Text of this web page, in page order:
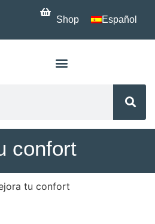
Shop Español
confort
tu confort